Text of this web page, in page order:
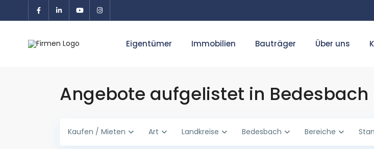
Eigentümer Immobilien Bauträger Über uns
Angebote aufgelistet in Bedesbach
Kaufen / Mieten Art Landkreise Bedesbach Bereiche